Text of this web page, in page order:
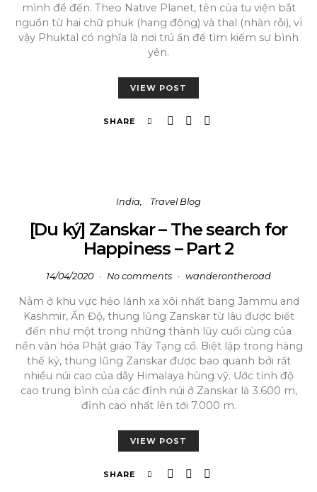
mình để đến. Theo Native Planet, tên của tu viện bắt
nguồn từ hai chữ phuk (hang động) và thal (nhàn rỗi), vì
vậy Phuktal có nghĩa là nơi trú ẩn để tìm kiếm sự bình
yên.
VIEW POST
SHARE
India Travel Blog
[Du ký] Zanskar – The search for
Happiness – Part 2
14/04/2020 No comments wanderontheroad
Nằm ở khu vực hẻo lánh xa xôi nhất bang Jammu and
Kashmir, Ấn Độ, thung lũng Zanskar từ lâu được biết
đến như một trong những thành lũy cuối cùng của
nền văn hóa Phật giáo Tây Tạng cổ. Biệt lập trong hàng
thế kỷ, thung lũng Zanskar được bao quanh bởi rất
nhiều núi cao của dãy Himalaya hùng vỹ. Ước tính độ
cao trung bình của các đỉnh núi ở Zanskar là 3.600 m,
đỉnh cao nhất lên tới 7.000 m.
VIEW POST
SHARE